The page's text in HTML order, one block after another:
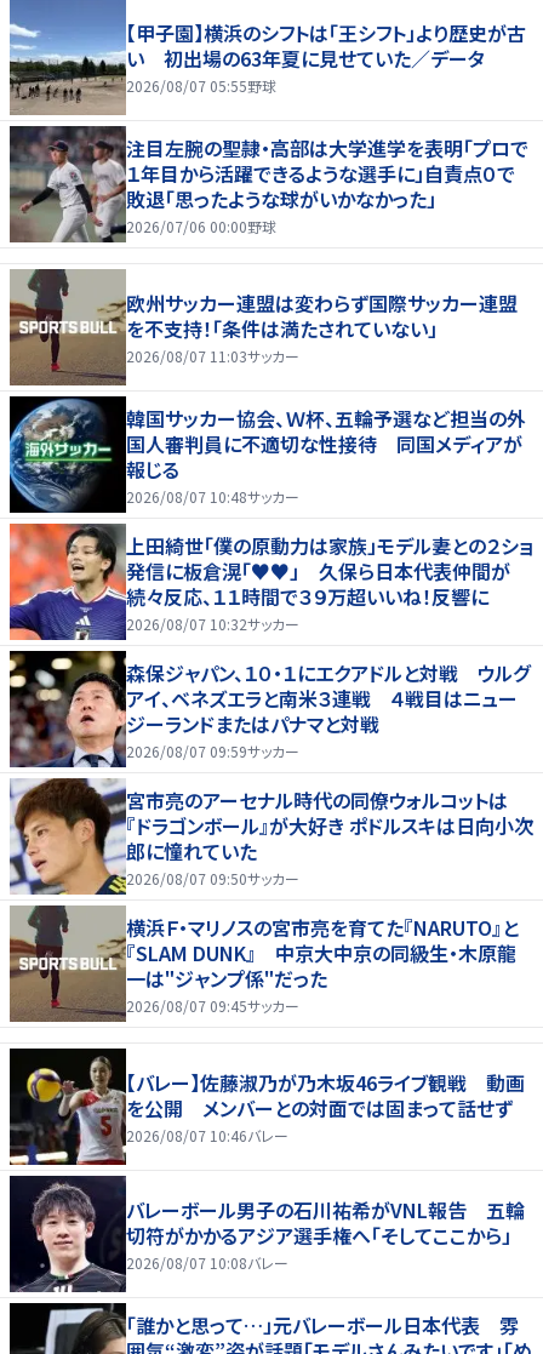
【甲子園】横浜のシフトは「王シフト」より歴史が古
い 初出場の63年夏に見せていた／データ
2026/08/07 05:55野球
注目左腕の聖隷・高部は大学進学を表明「プロで
１年目から活躍できるような選手に」自責点０で
敗退「思ったような球がいかなかった」
2026/07/06 00:00野球
欧州サッカー連盟は変わらず国際サッカー連盟
を不支持！「条件は満たされていない」
2026/08/07 11:03サッカー
韓国サッカー協会、Ｗ杯、五輪予選など担当の外
国人審判員に不適切な性接待 同国メディアが
報じる
2026/08/07 10:48サッカー
上田綺世「僕の原動力は家族」モデル妻との２ショ
発信に板倉滉「♥♥」 久保ら日本代表仲間が
続々反応、１１時間で３９万超いいね！反響に
2026/08/07 10:32サッカー
森保ジャパン、１０・１にエクアドルと対戦 ウルグ
アイ、ベネズエラと南米３連戦 ４戦目はニュー
ジーランドまたはパナマと対戦
2026/08/07 09:59サッカー
宮市亮のアーセナル時代の同僚ウォルコットは
『ドラゴンボール』が大好き ポドルスキは日向小次
郎に憧れていた
2026/08/07 09:50サッカー
横浜Ｆ・マリノスの宮市亮を育てた『NARUTO』と
『SLAM DUNK』 中京大中京の同級生・木原龍
一は"ジャンプ係"だった
2026/08/07 09:45サッカー
【バレー】佐藤淑乃が乃木坂46ライブ観戦 動画
を公開 メンバーとの対面では固まって話せず
2026/08/07 10:46バレー
バレーボール男子の石川祐希がVNL報告 五輪
切符がかかるアジア選手権へ「そしてここから」
2026/08/07 10:08バレー
「誰かと思って…」元バレーボール日本代表 雰